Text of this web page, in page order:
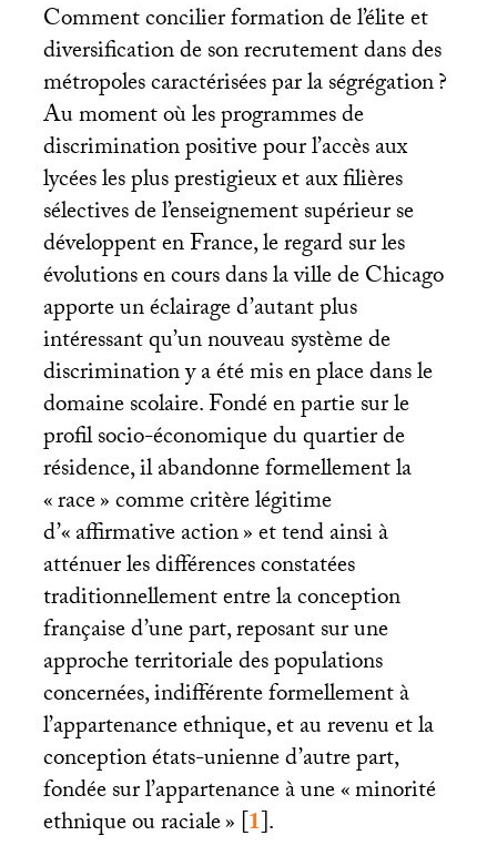
Comment concilier formation de l’élite et
diversification de son recrutement dans des
métropoles caractérisées par la ségrégation?
Au moment où les programmes de
discrimination positive pour l’accès aux
lycées les plus prestigieux et aux filières
sélectives de l’enseignement supérieur se
développent en France, le regard sur les
évolutions en cours dans la ville de Chicago
apporte un éclairage d’autant plus
intéressant qu’un nouveau système de
discrimination y a été mis en place dans le
domaine scolaire. Fondé en partie sur le
profil socio-économique du quartier de
résidence, il abandonne formellement la
«race» comme critère légitime
d’«affirmative action» et tend ainsi à
atténuer les différences constatées
traditionnellement entre la conception
française d’une part, reposant sur une
approche territoriale des populations
concernées, indifférente formellement à
l’appartenance ethnique, et au revenu et la
conception états-unienne d’autre part,
fondée sur l’appartenance à une «minorité
ethnique ou raciale»[1].